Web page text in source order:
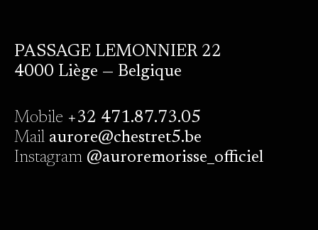
PASSAGE LEMONNIER 22
4000 Liège — Belgique
Mobile +32 471.87.73.05
Mailaurore@chestret5.be
Instagram@auroremorisse_officiel